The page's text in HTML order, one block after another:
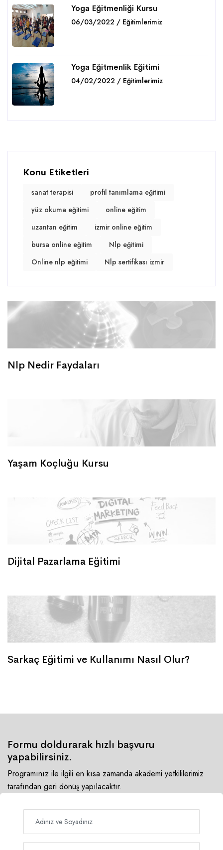
Yoga Eğitmenliği Kursu
06/03/2022 / Eğitimlerimiz
Yoga Eğitmenlik Eğitimi
04/02/2022 / Eğitimlerimiz
Konu Etiketleri
sanat terapisi
profil tanımlama eğitimi
yüz okuma eğitimi
online eğitim
uzantan eğitim
izmir online eğitim
bursa online eğitim
Nlp eğitimi
Online nlp eğitimi
Nlp sertifikası izmir
Nlp Nedir Faydaları
Yaşam Koçluğu Kursu
Dijital Pazarlama Eğitimi
Sarkaç Eğitimi ve Kullanımı Nasıl Olur?
Formu doldurarak hızlı başvuru
yapabilirsiniz.
Programınız ile ilgili en kısa zamanda akademi yetkililerimiz
tarafından geri dönüş yapılacaktır.